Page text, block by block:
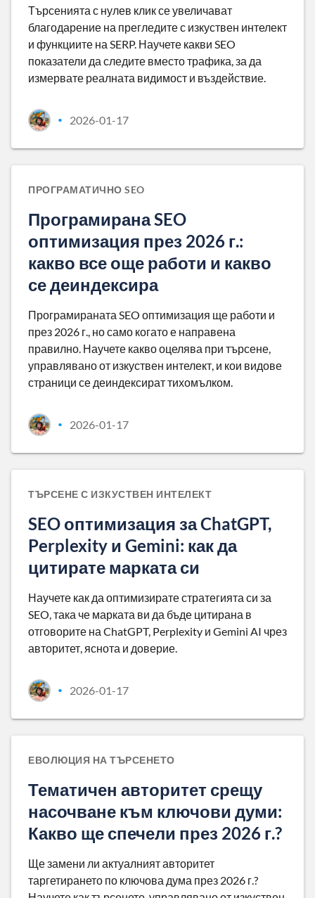
Търсенията с нулев клик се увеличават
благодарение на прегледите с изкуствен интелект
и функциите на SERP. Научете какви SEO
показатели да следите вместо трафика, за да
измервате реалната видимост и въздействие.
• 2026-01-17
ПРОГРАМАТИЧНО SEO
Програмирана SEO
оптимизация през 2026 г.:
какво все още работи и какво
се деиндексира
Програмираната SEO оптимизация ще работи и
през 2026 г., но само когато е направена
правилно. Научете какво оцелява при търсене,
управлявано от изкуствен интелект, и кои видове
страници се деиндексират тихомълком.
• 2026-01-17
ТЪРСЕНЕ С ИЗКУСТВЕН ИНТЕЛЕКТ
SEO оптимизация за ChatGPT,
Perplexity и Gemini: как да
цитирате марката си
Научете как да оптимизирате стратегията си за
SEO, така че марката ви да бъде цитирана в
отговорите на ChatGPT, Perplexity и Gemini AI чрез
авторитет, яснота и доверие.
• 2026-01-17
ЕВОЛЮЦИЯ НА ТЪРСЕНЕТО
Тематичен авторитет срещу
насочване към ключови думи:
Какво ще спечели през 2026 г.?
Ще замени ли актуалният авторитет
таргетирането по ключова дума през 2026 г.?